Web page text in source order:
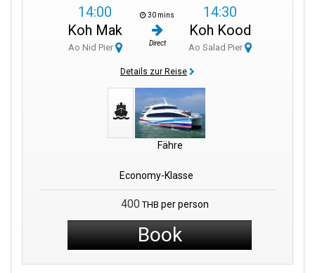
Bootsfahrt führt Sie nach Koh Kood, das oft ehrfürchtig als „Insel
der Ruhe“ bezeichnet wird. Hier erwarten Sie unberührte Küsten,
üppige Dschungel und ein entspannter Lebensstil, der Ihre
Entdeckungen auf Koh Mak perfekt ergänzt.
eines Bootes zu gehen, sondern wirklich in die Pracht der Natur
einzutauchen. Dieser Ort ist mehr als nur ein Durchgangsort – er
präsentiert Ihnen eine Vielzahl von Naturwundern.
Umgebung finden oder im Herzen ein Abenteurer sind, der nach
seinem nächsten aufregenden Inselabenteuer sucht, sollten Sie
Folgendes wissen: Der Ao Nid Pier ist das erste Kapitel einer
behalten werden. Hier ist jeder Moment der Beginn einer
Erinnerung, die darauf wartet, geschaffen zu werden.
14:00
Koh Mak
Ao Nid Pier
30 mins
Direct
14:30
Koh Kood
Ao Salad Pier
Details zur Reise
Fähre
Economy-Klasse
400 THB per person
Book